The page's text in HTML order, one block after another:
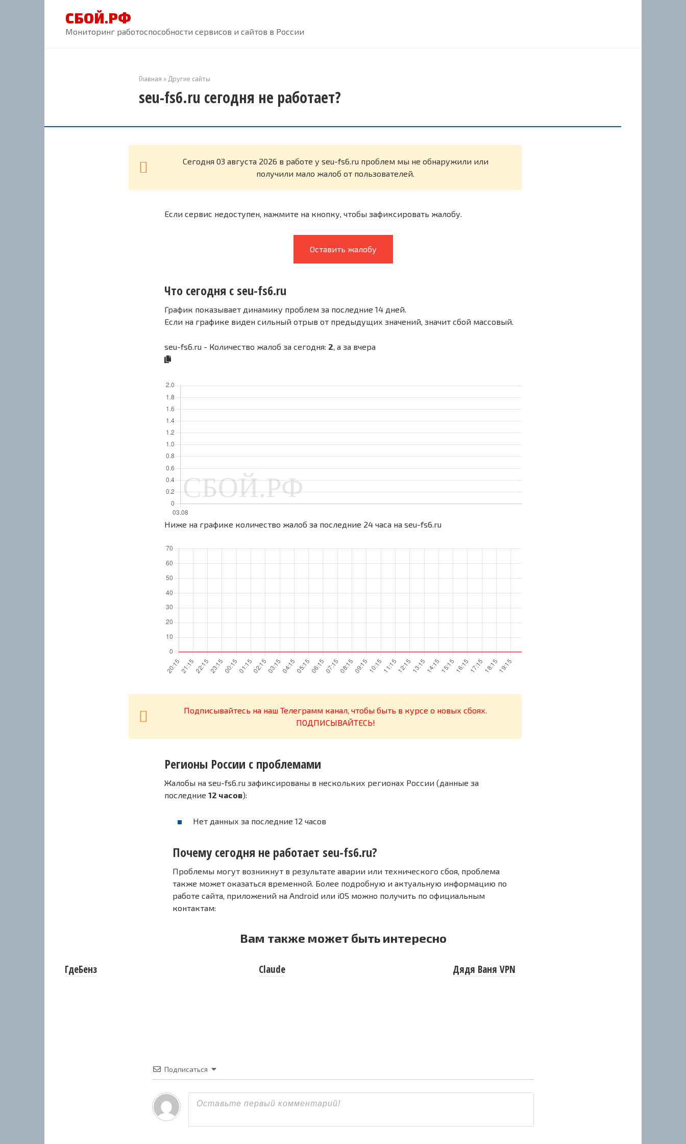
СБОЙ.РФ
Мониторинг работоспособности сервисов и сайтов в России
Главная » Другие сайты
seu-fs6.ru сегодня не работает?
Cегодня 03 августа 2026 в работе у seu-fs6.ru проблем мы не обнаружили или
получили мало жалоб от пользователей.
Если сервис недоступен, нажмите на кнопку, чтобы зафиксировать жалобу.
Оставить жалобу
Что сегодня с seu-fs6.ru
График показывает динамику проблем за последние 14 дней.
Если на графике виден сильный отрыв от предыдущих значений, значит сбой массовый.
seu-fs6.ru - Количество жалоб за сегодня: 2, а за вчера
Ниже на графике количество жалоб за последние 24 часа на seu-fs6.ru
Подписывайтесь на наш Телеграмм канал, чтобы быть в курсе о новых сбоях.
ПОДПИСЫВАЙТЕСЬ!
Регионы России с проблемами
Жалобы на seu-fs6.ru зафиксированы в нескольких регионах России (данные за
последние 12 часов):
Нет данных за последние 12 часов
Почему сегодня не работает seu-fs6.ru?
Проблемы могут возникнут в результате аварии или технического сбоя, проблема
также может оказаться временной. Более подробную и актуальную информацию по
работе сайта, приложений на Android или iOS можно получить по официальным
контактам:
Вам также может быть интересно
ГдеБенз Claude Дядя Ваня VPN
Подписаться